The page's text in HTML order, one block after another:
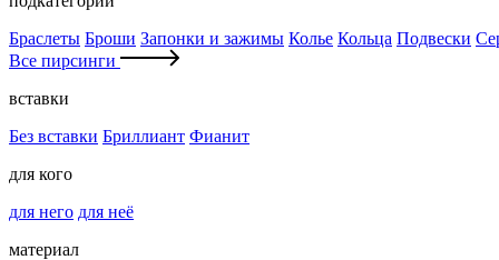
Браслеты Броши Запонки и зажимы Колье Кольца Подвески
Все пирсинги
вставки
Без вставки Бриллиант Фианит
для кого
для него для неё
материал